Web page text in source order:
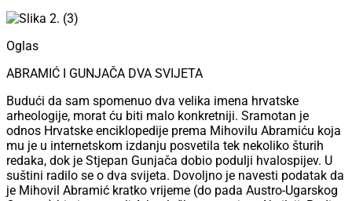
Oglas
ABRAMIĆ I GUNJAČA DVA SVIJETA
Budući da sam spomenuo dva velika imena hrvatske
arheologije, morat ću biti malo konkretniji. Sramotan je
odnos Hrvatske enciklopedije prema Mihovilu Abramiću koja
mu je u internetskom izdanju posvetila tek nekoliko šturih
redaka, dok je Stjepan Gunjača dobio podulji hvalospijev. U
suštini radilo se o dva svijeta. Dovoljno je navesti podatak da
je Mihovil Abramić kratko vrijeme (do pada Austro-Ugarskog